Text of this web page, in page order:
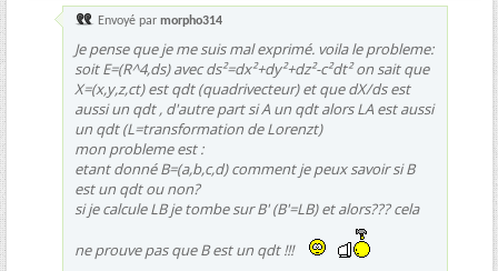
Envoyé par morpho314
Je pense que je me suis mal exprimé. voila le probleme:
soit E=(R^4,ds) avec ds²=dx²+dy²+dz²-c²dt² on sait que
X=(x,y,z,ct) est qdt (quadrivecteur) et que dX/ds est
aussi un qdt , d'autre part si A un qdt alors LA est aussi
un qdt (L=transformation de Lorenzt)
mon probleme est :
etant donné B=(a,b,c,d) comment je peux savoir si B
est un qdt ou non?
si je calcule LB je tombe sur B' (B'=LB) et alors??? cela
ne prouve pas que B est un qdt !!!